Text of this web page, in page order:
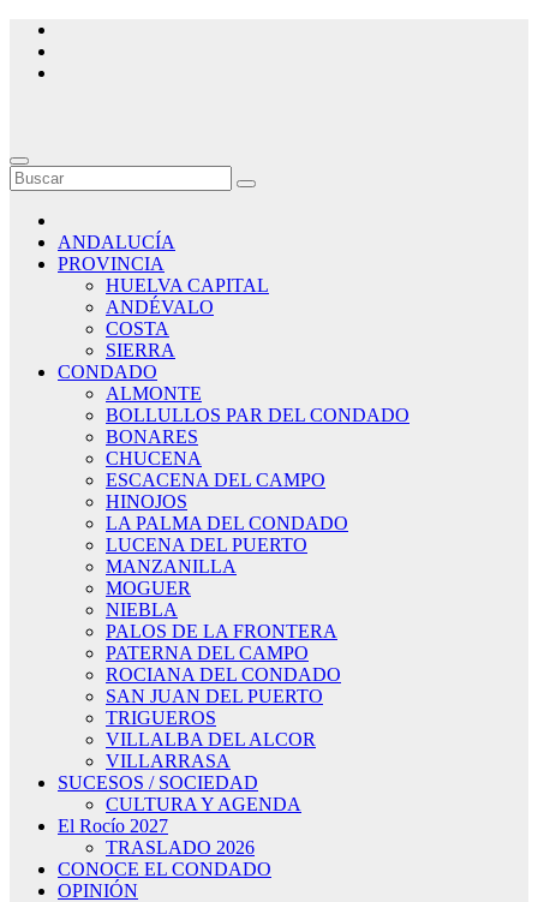
Saltar
contenido
ANDALUCÍA
PROVINCIA
HUELVA CAPITAL
ANDÉVALO
COSTA
SIERRA
CONDADO
ALMONTE
BOLLULLOS PAR DEL CONDADO
BONARES
CHUCENA
ESCACENA DEL CAMPO
HINOJOS
LA PALMA DEL CONDADO
LUCENA DEL PUERTO
MANZANILLA
MOGUER
NIEBLA
PALOS DE LA FRONTERA
PATERNA DEL CAMPO
ROCIANA DEL CONDADO
SAN JUAN DEL PUERTO
TRIGUEROS
VILLALBA DEL ALCOR
VILLARRASA
SUCESOS / SOCIEDAD
CULTURA Y AGENDA
El Rocío 2027
TRASLADO 2026
CONOCE EL CONDADO
OPINIÓN